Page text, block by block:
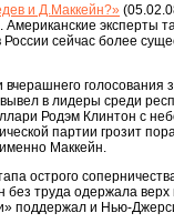
и Д.Маккейн?»
эксперты
сейчас более
в лидеры среди
Родэм Клинтон с
партии грозит
Маккейн.
острого
без труда одержала
поддержал и Нью-